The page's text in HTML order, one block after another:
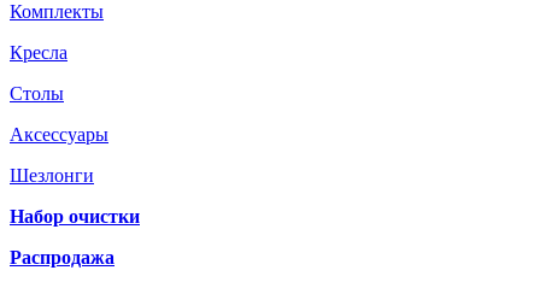
Комплекты
Кресла
Столы
Аксессуары
Шезлонги
Набор очистки
Распродажа